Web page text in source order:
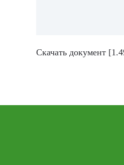
Скачать документ